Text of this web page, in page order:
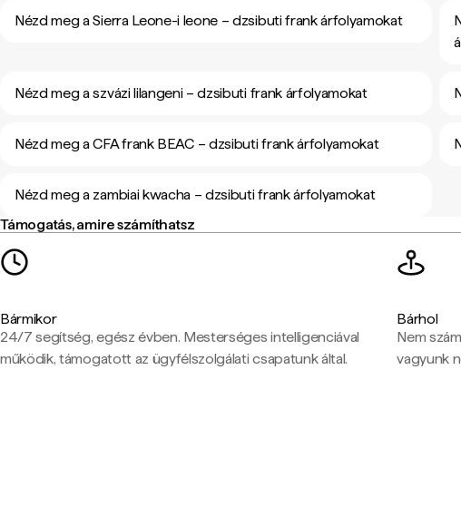
Nézd meg a Sierra Leone-i leone – dzsibuti frank árfolyamokat
Nézd meg a szvázi lilangeni – dzsibuti frank árfolyamokat
Nézd meg a CFA frank BEAC – dzsibuti frank árfolyamokat
Nézd meg a zambiai kwacha – dzsibuti frank árfolyamokat
Támogatás, amire számíthatsz
Bármikor
24/7 segítség, egész évben. Mesterséges intelligenciával
működik, támogatott az ügyfélszolgálati csapatunk által.
Bárhol
Nem
vagyunk